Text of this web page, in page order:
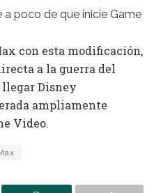
con esta modificación,
a la guerra del
llegar Disney
ampliamente
Video.